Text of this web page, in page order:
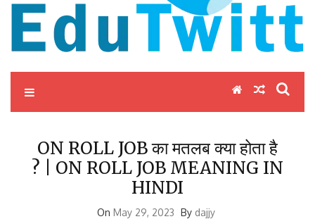
Edutwitt.com
ON ROLL JOB का मतलब क्या होता है
? | ON ROLL JOB MEANING IN
HINDI
On May 29, 2023 By dajjy